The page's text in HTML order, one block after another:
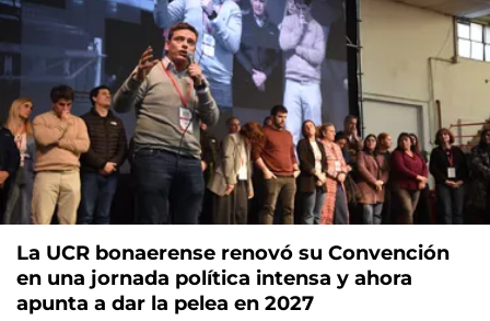
La UCR bonaerense renovó su Convención
en una jornada política intensa y ahora
apunta a dar la pelea en 2027